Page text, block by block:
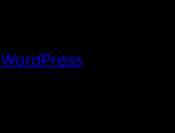
WordPress